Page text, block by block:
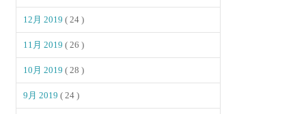
12月 2019( 24 )
11月 2019( 26 )
10月 2019( 28 )
9月 2019( 24 )